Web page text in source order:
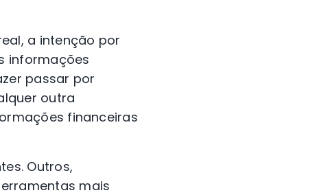
a intenção por
informações
passar por
outra
financeiras
Outros,
mais